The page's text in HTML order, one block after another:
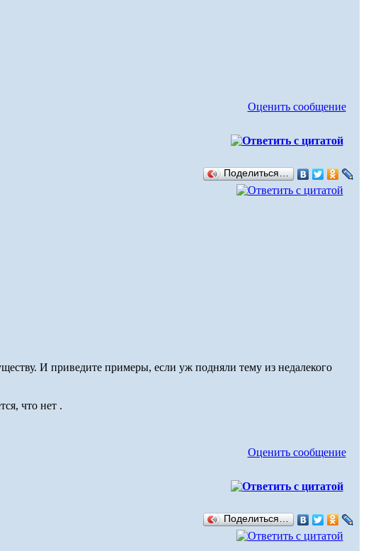
Оценить сообщение
Поделиться…
И приведите примеры, если уж подняли тему из недалекого
что нет .
Оценить сообщение
Поделиться…